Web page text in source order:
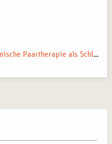
Liebesleben im Fokus: Systemische Paartherapie als Schlüssel zur besseren Beziehung